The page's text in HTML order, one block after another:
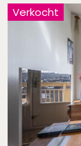
Verkocht